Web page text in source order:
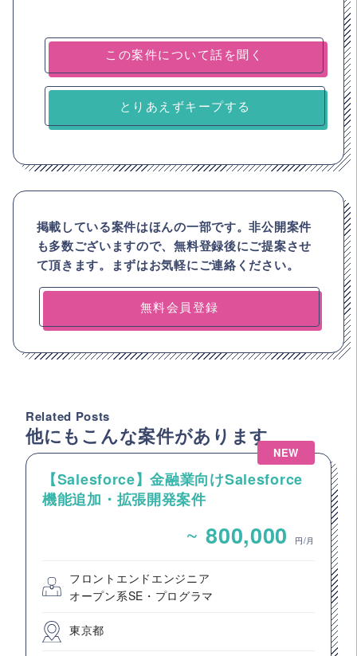
とりあえずキープする
掲載している案件はほんの一部です。非公開案件
も多数ございますので、無料登録後にご提案させ
て頂きます。まずはお気軽にご連絡ください。
無料会員登録
Related Posts
他にもこんな案件があります
NEW
【Salesforce】金融業向けSalesforce
機能追加・拡張開発案件
~ 800,000 円/月
フロントエンドエンジニア
オープン系SE・プログラマ
東京都